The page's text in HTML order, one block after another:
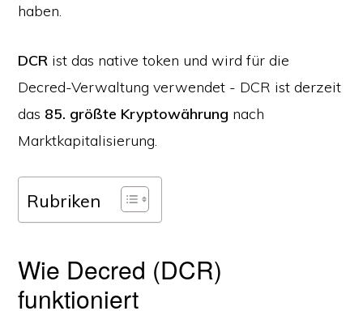
haben.
DCR ist das native token und wird für die
Decred-Verwaltung verwendet - DCR ist derzeit
das 85. größte Kryptowährung nach
Marktkapitalisierung.
Rubriken
Wie Decred (DCR)
funktioniert